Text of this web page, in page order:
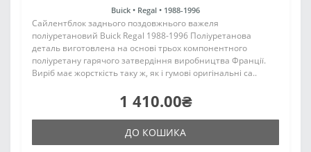
Buick • Regal • 1988-1996
Сайлентблок заднього поздовжнього важеля
поліуретановий Buick Regal 1988-1996 Поліуретанова
деталь виготовлена на основі трьох компонентного
поліуретану гарячого затвердіння виробництва Франції.
Виріб має жорсткість таку ж, як і гумові оригінальні са..
1 410.00₴
ДО КОШИКА